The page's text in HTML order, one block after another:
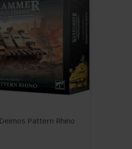
Pattern Rhino